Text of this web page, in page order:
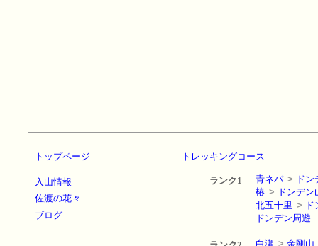
トップページ
入山情報
佐渡の花々
ブログ
トレッキングコース
ランク1 青ネバ > ド
椿 > ドンデン
北五十里 >
ドンデン周遊
白瀬 > 金剛山